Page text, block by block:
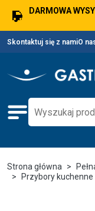
DARMOWA
Skontaktuj się z namiO
Strona główna
Przybory kuchenne